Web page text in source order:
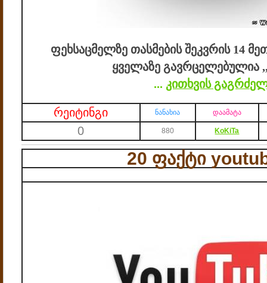
ფეხსაცმელზე თასმების შეკვრის 14
ყველაზე გავრცელებულია
... კითხვის
რეიტინგი ნანახია დაამატა
0 880 KoKiTa
20 ფაქტი